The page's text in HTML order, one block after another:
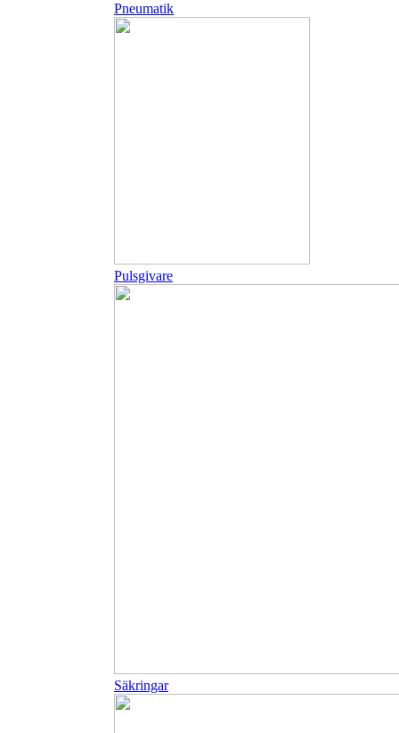
Pneumatik
Pulsgivare
Säkringar